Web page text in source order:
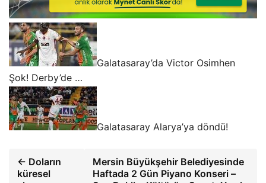
Galatasaray’da Victor Osimhen
Şok! Derby’de …
Galatasaray Alarya’ya döndü!
← Doların
küresel
Mersin Büyükşehir Belediyesinde
Haftada 2 Gün Piyano Konseri –